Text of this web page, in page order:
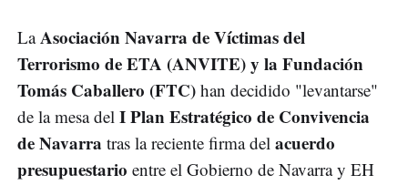
LaAsociación Navarra de Víctimas del
Terrorismo de ETA (ANVITE) y la Fundación
Tomás Caballero (FTC) han decidido "levantarse"
de la mesa del I Plan Estratégico de Convivencia
de Navarra tras la reciente firma del acuerdo
presupuestario entre el Gobierno de Navarra y EH